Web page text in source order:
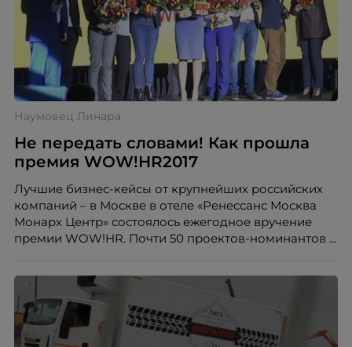
Наумовец Линара
Не передать словами! Как прошла
премия WOW!HR2017
Лучшие бизнес-кейсы от крупнейших российских
компаний – в Москве в отеле «Ренессанс Москва
Монарх Центр» состоялось ежегодное вручение
премии WOW!HR. Почти 50 проектов-номинантов –
Digital Solutions, Action, Workplace, HR Hero, Save и
Level Up.